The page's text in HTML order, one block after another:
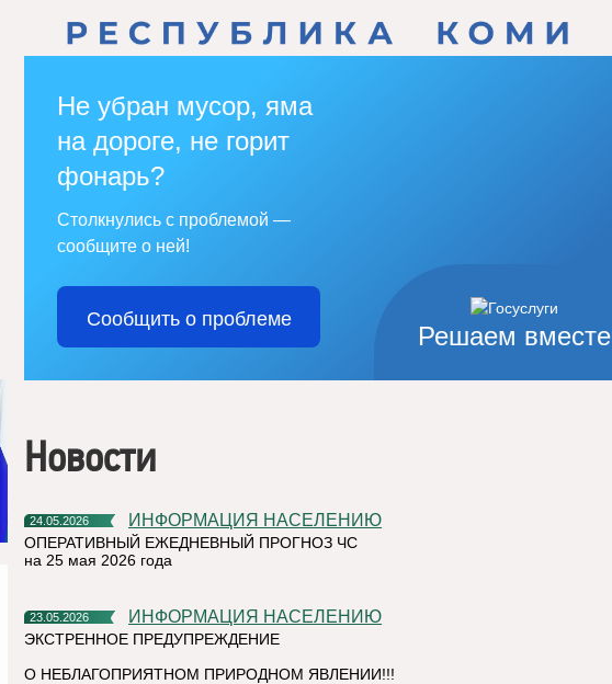
Решаем вместе
Не убран мусор, яма
на дороге, не горит
фонарь?
Столкнулись с проблемой —
сообщите о ней!
Сообщить о проблеме
Новости
24.05.2026 ИНФОРМАЦИЯ НАСЕЛЕНИЮ
ОПЕРАТИВНЫЙ ЕЖЕДНЕВНЫЙ ПРОГНОЗ ЧС
на 25 мая 2026 года
23.05.2026 ИНФОРМАЦИЯ НАСЕЛЕНИЮ
ЭКСТРЕННОЕ ПРЕДУПРЕЖДЕНИЕ
О НЕБЛАГОПРИЯТНОМ ПРИРОДНОМ ЯВЛЕНИИ!!!